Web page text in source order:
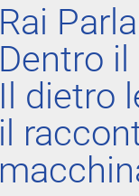
Rai
Dentro il
Il dietro
il